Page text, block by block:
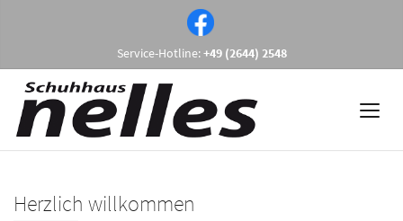
Service-Hotline:+49 (2644) 2548
Herzlich willkommen